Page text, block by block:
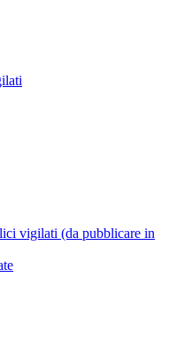
vigilati (da pubblicare in